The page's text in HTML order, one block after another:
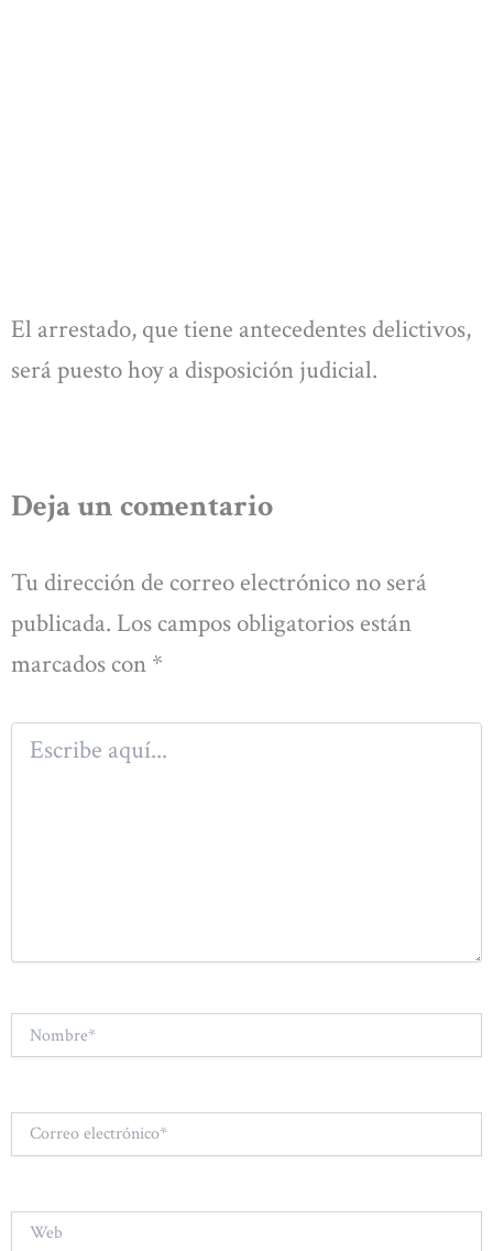
El arrestado, que tiene antecedentes delictivos,
será puesto hoy a disposición judicial.
Deja un comentario
Tu dirección de correo electrónico no será
publicada. Los campos obligatorios están
marcados con *
Escribe
aquí...
Correo
electrónico*
Web